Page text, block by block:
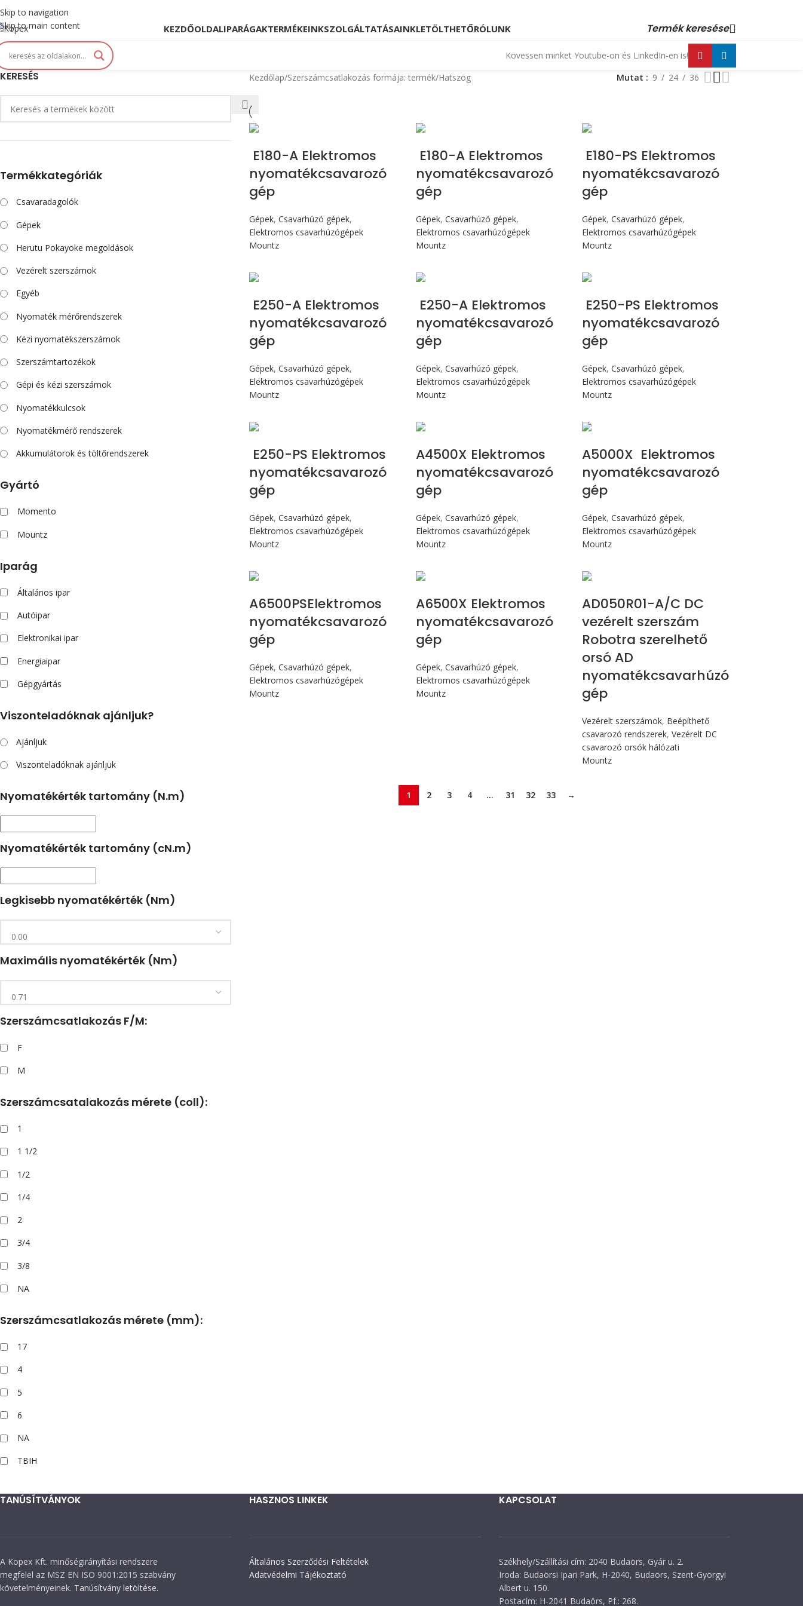
Skip to navigation
Skip to main content
Innováció és Tradíció kéz a kézben...
KEZDŐOLDALIPARÁGAKTERMÉKEINKSZOLGÁLTATÁSAINKLETÖLTHETŐRÓLUNK Termék keresése
Kövessen minket Youtube-on és LinkedIn-en is!
KERESÉS
Termékkategóriák
Csavaradagolók
Gépek
Herutu Pokayoke megoldások
Vezérelt szerszámok
Egyéb
Nyomaték mérőrendszerek
Kézi nyomatékszerszámok
Szerszámtartozékok
Gépi és kézi szerszámok
Nyomatékkulcsok
Nyomatékmérő rendszerek
Akkumulátorok és töltőrendszerek
Gyártó
Momento
Mountz
Iparág
Általános ipar
Autóipar
Elektronikai ipar
Energiaipar
Gépgyártás
Viszonteladóknak ajánljuk?
Ajánljuk
Viszonteladóknak ajánljuk
Nyomatékérték tartomány (N.m)
Nyomatékérték tartomány (cN.m)
Legkisebb nyomatékérték (Nm)
Maximális nyomatékérték (Nm)
Szerszámcsatlakozás F/M:
F
M
Szerszámcsatalakozás mérete (coll):
1
1 1/2
1/2
1/4
2
3/4
3/8
NA
Szerszámcsatlakozás mérete (mm):
17
4
5
6
NA
TBIH
Kezdőlap Szerszámcsatlakozás formája: termék Hatszög Mutat 9 24 36
E180-A Elektromos
nyomatékcsavarozó
gép
Gépek, Csavarhúzó gépek,
Elektromos csavarhúzógépek
Mountz
E180-A Elektromos
nyomatékcsavarozó
gép
Gépek, Csavarhúzó gépek,
Elektromos csavarhúzógépek
Mountz
E180-PS Elektromos
nyomatékcsavarozó
gép
Gépek, Csavarhúzó gépek,
Elektromos csavarhúzógépek
Mountz
E250-A Elektromos
nyomatékcsavarozó
gép
Gépek, Csavarhúzó gépek,
Elektromos csavarhúzógépek
Mountz
E250-A Elektromos
nyomatékcsavarozó
gép
Gépek, Csavarhúzó gépek,
Elektromos csavarhúzógépek
Mountz
E250-PS Elektromos
nyomatékcsavarozó
gép
Gépek, Csavarhúzó gépek,
Elektromos csavarhúzógépek
Mountz
E250-PS Elektromos
nyomatékcsavarozó
gép
Gépek, Csavarhúzó gépek,
Elektromos csavarhúzógépek
Mountz
A4500X Elektromos
nyomatékcsavarozó
gép
Gépek, Csavarhúzó gépek,
Elektromos csavarhúzógépek
Mountz
A5000X Elektromos
nyomatékcsavarozó
gép
Gépek, Csavarhúzó gépek,
Elektromos csavarhúzógépek
Mountz
A6500PSElektromos
nyomatékcsavarozó
gép
Gépek, Csavarhúzó gépek,
Elektromos csavarhúzógépek
Mountz
A6500X Elektromos
nyomatékcsavarozó
gép
Gépek, Csavarhúzó gépek,
Elektromos csavarhúzógépek
Mountz
AD050R01-A/C DC
vezérelt szerszám
Robotra szerelhető
orsó AD
nyomatékcsavarhúzó
gép
Vezérelt szerszámok, Beépíthető
csavarozó rendszerek, Vezérelt DC
csavarozó orsók hálózati
Mountz
1 2 3 4 … 31 32 33 →
TANÚSÍTVÁNYOK
A Kopex Kft. minőségirányítási rendszere
megfelel az MSZ EN ISO 9001:2015 szabvány
követelményeinek. Tanúsítvány letöltése.
HASZNOS LINKEK
Általános Szerződési Feltételek
Adatvédelmi Tájékoztató
KAPCSOLAT
Székhely/Szállítási cím: 2040 Budaörs, Gyár u. 2.
Iroda: Budaörsi Ipari Park, H-2040, Budaörs, Szent-Györgyi
Albert u. 150.
Postacím: H-2041 Budaörs, Pf.: 268.